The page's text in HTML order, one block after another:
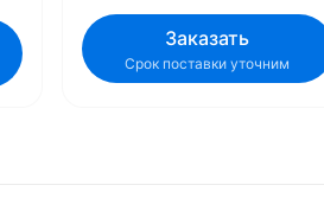
Заказать
Срок поставки уточним